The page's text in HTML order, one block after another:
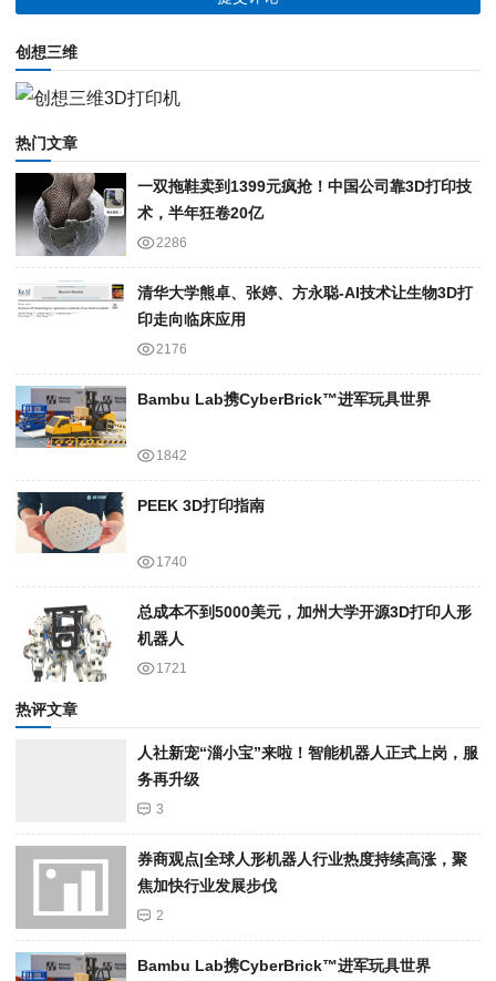
创想三维
热门文章
一双拖鞋卖到1399元疯抢！中国公司靠3D打印技
术，半年狂卷20亿
2286
清华大学熊卓、张婷、方永聪-AI技术让生物3D打
印走向临床应用
2176
Bambu Lab携Cyber​​Brick™进军玩具世界
1842
PEEK 3D打印指南
1740
总成本不到5000美元，加州大学开源3D打印人形
机器人
1721
热评文章
人社新宠“淄小宝”来啦！智能机器人正式上岗，服
务再升级
3
券商观点|全球人形机器人行业热度持续高涨，聚
焦加快行业发展步伐
2
Bambu Lab携Cyber​​Brick™进军玩具世界